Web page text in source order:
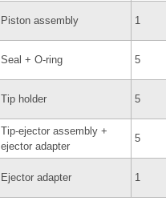
Piston assembly 1
Seal + O-ring 5
Tip holder 5
Tip-ejector assembly +
ejector adapter
5
Ejector adapter 1